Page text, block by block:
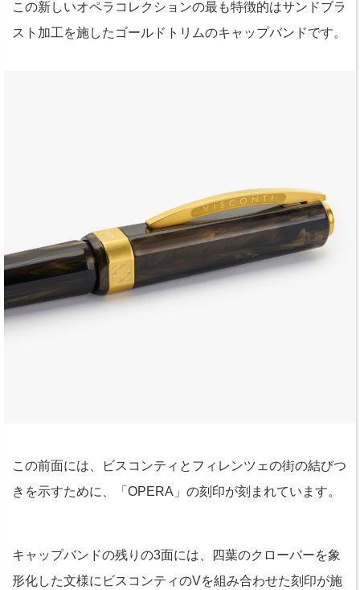
この新しいオペラコレクションの最も特徴的はサンドブラ
スト加工を施したゴールドトリムのキャップバンドです。
この前面には、ビスコンティとフィレンツェの街の結びつ
きを示すために、「OPERA」の刻印が刻まれています。
キャップバンドの残りの3面には、四葉のクローバーを象
形化した文様にビスコンティのVを組み合わせた刻印が施